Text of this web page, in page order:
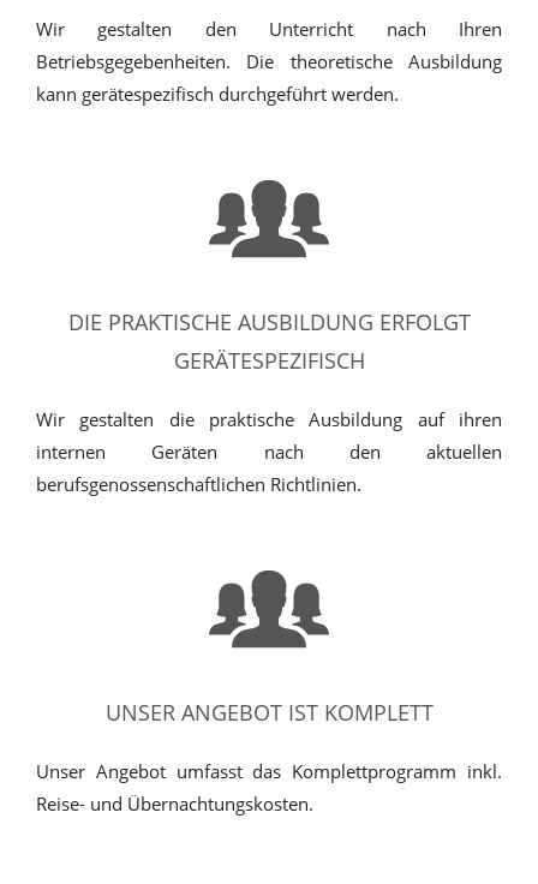
Wir gestalten den Unterricht nach Ihren
Betriebsgegebenheiten. Die theoretische Ausbildung
kann gerätespezifisch durchgeführt werden.
DIE PRAKTISCHE AUSBILDUNG ERFOLGT
GERÄTESPEZIFISCH
Wir gestalten die praktische Ausbildung auf ihren
internen Geräten nach den aktuellen
berufsgenossenschaftlichen Richtlinien.
UNSER ANGEBOT IST KOMPLETT
Unser Angebot umfasst das Komplettprogramm inkl.
Reise- und Übernachtungskosten.